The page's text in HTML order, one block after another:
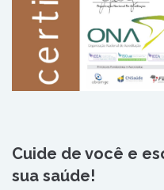
Cuide de você e
sua saúde!